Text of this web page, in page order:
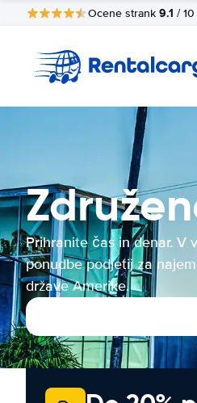
Ocene strank 9.1 / 10
Prihranite čas in denar. V
ponudbe podjetij za
države Amerike.